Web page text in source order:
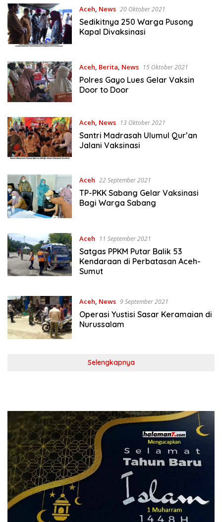
Aceh, News 20 Oktober 2021
Sedikitnya 250 Warga Pusong
Kapal Divaksinasi
Aceh, Berita, News 15 Oktober 2021
Polres Gayo Lues Gelar Vaksin
Door to Door
Aceh, News 13 Oktober 2021
Santri Madrasah Ulumul Qur’an
Jalani Vaksinasi
Aceh 22 September 2021
TP-PKK Sabang Gelar Vaksinasi
Bagi Warga Sabang
Aceh 11 September 2021
Satgas PPKM Putar Balik 53
Kendaraan di Perbatasan Aceh-
Sumut
Aceh, News 9 September 2021
Operasi Yustisi Sasar Keramaian di
Nurussalam
Selengkapnya